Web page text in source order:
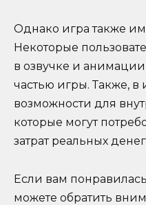
Однако игра также
Некоторые
в озвучке и
частью игры. Также, в
возможности для
которые могут
затрат реальных
Если вам
можете обратить